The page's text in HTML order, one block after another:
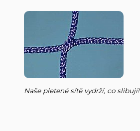
Naše pletené sítě vydrží, co slibují!